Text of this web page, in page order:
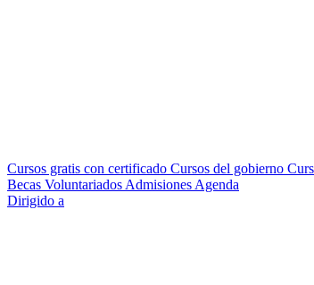
Cursos gratis con certificado Cursos del gobierno
Becas Voluntariados Admisiones Agenda
Dirigido a